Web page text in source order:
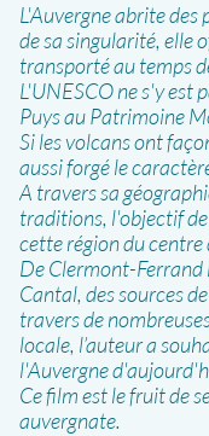
L'Auvergne abrite des
de sa singularité, elle
transporté au temps
L'UNESCO ne s'y est
Puys au Patrimoine
Si les volcans ont
aussi forgé le
A travers sa
traditions, l'objectif
cette région du centre
De Clermont-Ferrand
Cantal, des sources
travers de
locale, l’auteur a
l'Auvergne
Ce film est le fruit de
auvergnate.